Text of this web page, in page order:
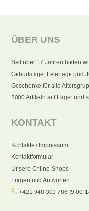
ÜBER UNS
Seit über 17 Jahren bieten
Geburtstage, Feiertage und
Geschenke für alle
2000 Artikeln auf Lager und
KONTAKT
Kontakte / Impressum
Kontaktformular
Unsere Online-Shops
Fragen und Antworten
+421 948 300 786 (9:00-